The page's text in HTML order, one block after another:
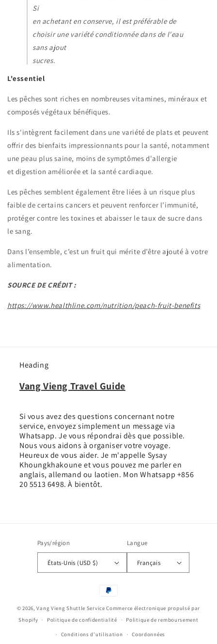
Si
en achetant en conserve, il est préférable de
choisir une variété conditionnée dans de l'eau
sans ajout
sucres.
L'essentiel
Les pêches sont riches en nombreuses vitamines, minéraux et
composés végétaux bénéfiques.
Ils s'intègrent facilement dans une variété de plats et peuvent
offrir des bienfaits impressionnants pour la santé, notamment
une peau plus saine, moins de symptômes d'allergie
et digestion améliorée et la santé cardiaque.
Les pêches semblent également être liées à un risque plus
faible de certains cancers et peuvent renforcer l’immunité,
protéger contre les toxines et abaisser le taux de sucre dans
le sang.
Dans l’ensemble, c’est un fruit qui mérite d’être ajouté à votre
alimentation.
SOURCE DE CRÉDIT :
https://www.healthline.com/nutrition/peach-fruit-benefits
Heading
Vang Vieng Travel Guide
Si vous avez des questions concernant notre
service, envoyez simplement un message via
Whatsapp. Je vous répondrai dès que possible.
Nous vous aidons à organiser votre voyage.
Heureux de vous aider. Je m'appelle Sysay
Khoungkhakoune et vous pouvez me parler en
anglais, allemand ou laotien. Mon Whatsapp +856
20 5513 6498. À bientôt.
Pays/région
États-Unis (USD $)
Langue
Français
Moyens
paiement
© 2026,Vang Vieng Shuttle Service Commerce électronique propulsé par
Shopify
Politique de confidentialité Politique de remboursement
Conditions d’utilisation Coordonnées